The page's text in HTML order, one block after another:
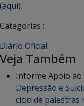
(aqui).
Categorias :
Diário Oficial
Veja Também
Informe Apoio ao
Depressão e
ciclo de palestras